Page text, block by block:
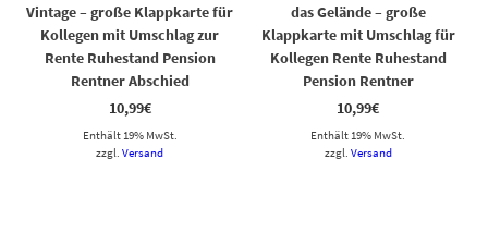
Vintage – große Klappkarte für
Kollegen mit Umschlag zur
Rente Ruhestand Pension
Rentner Abschied
10,99€
Enthält 19% MwSt.
zzgl.Versand
das Gelände – große
Klappkarte mit Umschlag für
Kollegen Rente Ruhestand
Pension Rentner
10,99€
Enthält 19% MwSt.
zzgl. Versand